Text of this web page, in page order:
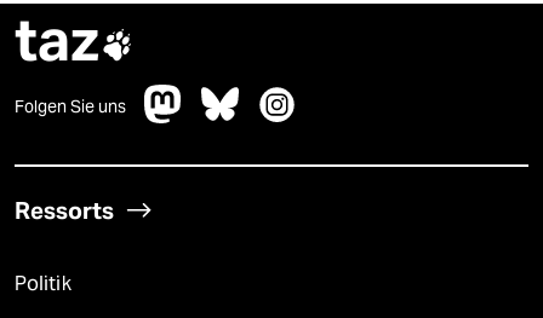
taz
Folgen Sie uns
Ressorts
Politik